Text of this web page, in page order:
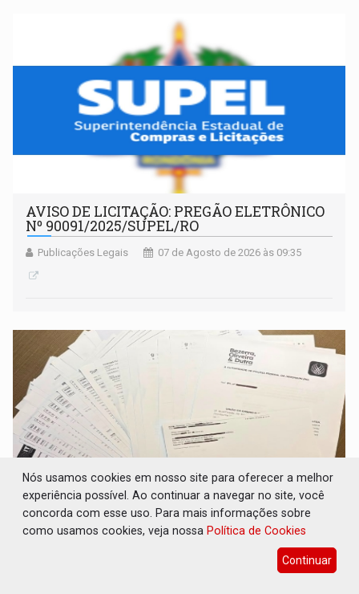
AVISO DE LICITAÇÃO: PREGÃO ELETRÔNICO
Nº 90091/2025/SUPEL/RO
Publicações Legais 07 de Agosto de 2026 às 09:35
PROVA CONTÁBIL: UNNESA apresenta
documentos e questiona apreensão da PF em
Nós usamos cookies em nosso site para oferecer a melhor
experiência possível. Ao continuar a navegar no site, você
concorda com esse uso. Para mais informações sobre
como usamos cookies, veja nossa Política de Cookies
Continuar